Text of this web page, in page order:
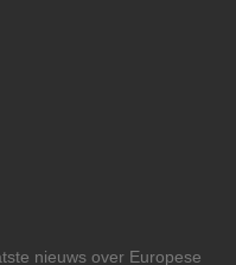
nieuws over Europese